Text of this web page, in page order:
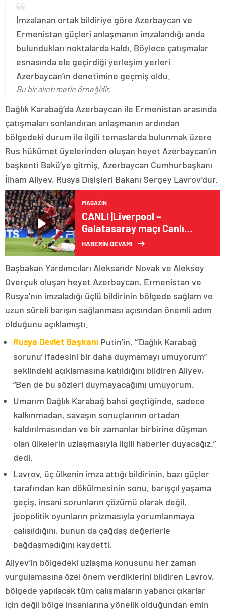
İmzalanan ortak bildiriye göre Azerbaycan ve
Ermenistan güçleri anlaşmanın imzalandığı anda
bulundukları noktalarda kaldı. Böylece çatışmalar
esnasında ele geçirdiği yerleşim yerleri
Azerbaycan’ın denetimine geçmiş oldu.
Bu bir alıntı metin örneğidir.
Dağlık Karabağ’da Azerbaycan ile Ermenistan arasında
çatışmaları sonlandıran anlaşmanın ardından
bölgedeki durum ile ilgili temaslarda bulunmak üzere
Rus hükümet üyelerinden oluşan heyet Azerbaycan’ın
başkenti Bakü’ye gitmiş, Azerbaycan Cumhurbaşkanı
İlham Aliyev, Rusya Dışişleri Bakanı Sergey Lavrov’dur.
MAGAZIN
CANLI |Liverpool –
Galatasaray maçı Canlı
Anlatım | LIV – GS maçı
istatistikleri
HABERİN DEVAMI
Başbakan Yardımcıları Aleksandr Novak ve Aleksey
Overçuk oluşan heyet Azerbaycan, Ermenistan ve
Rusya’nın imzaladığı üçlü bildirinin bölgede sağlam ve
uzun süreli barışın sağlanması açısından önemli adım
olduğunu açıklamıştı.
Rusya Devlet Başkanı Putin’in, “‘Dağlık Karabağ
sorunu’ ifadesini bir daha duymamayı umuyorum”
şeklindeki açıklamasına katıldığını bildiren Aliyev,
“Ben de bu sözleri duymayacağımı umuyorum.
Umarım Dağlık Karabağ bahsi geçtiğinde, sadece
kalkınmadan, savaşın sonuçlarının ortadan
kaldırılmasından ve bir zamanlar birbirine düşman
olan ülkelerin uzlaşmasıyla ilgili haberler duyacağız.”
dedi.
Lavrov, üç ülkenin imza attığı bildirinin, bazı güçler
tarafından kan dökülmesinin sonu, barışçıl yaşama
geçiş, insani sorunların çözümü olarak değil,
jeopolitik oyunların prizmasıyla yorumlanmaya
çalışıldığını, bunun da çağdaş değerlerle
bağdaşmadığını kaydetti.
Aliyev’in bölgedeki uzlaşma konusunu her zaman
vurgulamasına özel önem verdiklerini bildiren Lavrov,
bölgede yapılacak tüm çalışmaların yabancı çıkarlar
için değil bölge insanlarına yönelik olduğundan emin